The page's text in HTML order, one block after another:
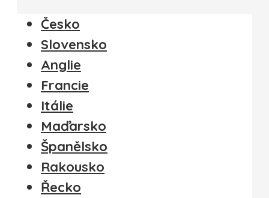
Česko
Slovensko
Anglie
Francie
Itálie
Maďarsko
Španělsko
Rakousko
Řecko